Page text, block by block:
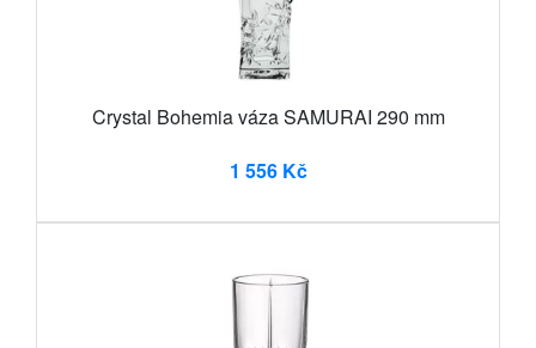
Crystal Bohemia váza SAMURAI 290 mm
1 556 Kč